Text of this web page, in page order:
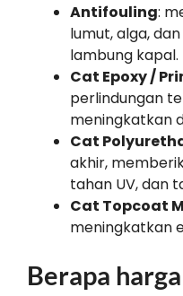
Antifouling:
lumut, alga,
lambung kapal.
Cat Epoxy /
perlindungan
meningkatkan
Cat
akhir,
tahan UV, dan
Cat Topcoat
meningkatkan
Berapa